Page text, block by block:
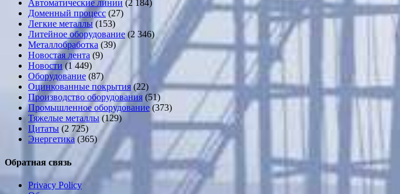
Автоматические линии (2 184)
Доменный процесс (27)
Легкие металлы(153)
Литейное оборудование (2 346)
Металлобработка (39)
Новостая лента (9)
Новости (1 449)
Оборудование (87)
Оцинкованные покрытия (22)
Производство оборудования (51)
Промышленное оборудование (373)
Тяжелые металлы (129)
Цитаты (2 725)
Энергетика (365)
Обратная связь
Privacy Policy